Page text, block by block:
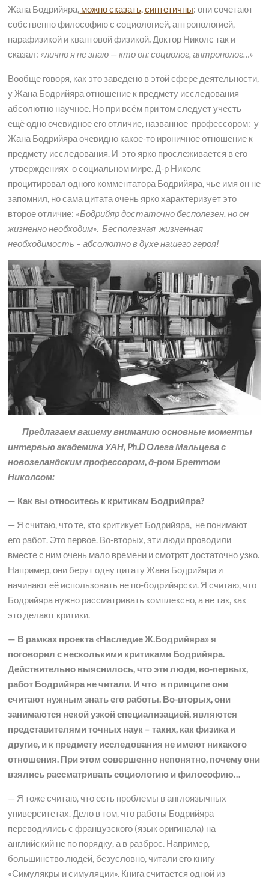
Жана Бодрийяра, можно сказать, синтетичны: они сочетают
собственно философию с социологией, антропологией,
парафизикой и квантовой физикой. Доктор Николс так и
сказал: «лично я не знаю — кто он: социолог, антрополог…»
Вообще говоря, как это заведено в этой сфере деятельности,
у Жана Бодрийяра отношение к предмету исследования
абсолютно научное. Но при всём при том следует учесть
ещё одно очевидное его отличие, названное профессором: у
Жана Бодрийяра очевидно какое-то ироничное отношение к
предмету исследования. И это ярко прослеживается в его
утверждениях о социальном мире. Д-р Николс
процитировал одного комментатора Бодрийяра, чье имя он не
запомнил, но сама цитата очень ярко характеризует это
второе отличие: «Бодрийяр достаточно бесполезен, но он
жизненно необходим». Бесполезная жизненная
необходимость – абсолютно в духе нашего героя!
Предлагаем вашему вниманию основные моменты
интервью академика УАН, Ph.DОлега Мальцева с
новозеландским профессором, д-ром Бреттом
Николсом:
— Как вы относитесь к критикам Бодрийяра?
— Я считаю, что те, кто критикует Бодрийяра, не понимают
его работ. Это первое. Во-вторых, эти люди проводили
вместе с ним очень мало времени и смотрят достаточно узко.
Например, они берут одну цитату Жана Бодрийяра и
начинают её использовать не по-бодрийярски. Я считаю, что
Бодрийяра нужно рассматривать комплексно, а не так, как
это делают критики.
— В рамках проекта «Наследие Ж.Бодрийяра» я
поговорил с несколькими критиками Бодрийяра.
Действительно выяснилось, что эти люди, во-первых,
работ Бодрийяра не читали. И что в принципе они
считают нужным знать его работы. Во-вторых, они
занимаются некой узкой специализацией, являются
представителями точных наук – таких, как физика и
другие, и к предмету исследования не имеют никакого
отношения. При этом совершенно непонятно, почему они
взялись рассматривать социологию и философию…
— Я тоже считаю, что есть проблемы в англоязычных
университетах. Дело в том, что работы Бодрийяра
переводились с французского (язык оригинала) на
английский не по порядку, а в разброс. Например,
большинство людей, безусловно, читали его книгу
«Симулякры и симуляции». Книга считается одной из